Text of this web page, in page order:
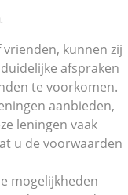
kunnen zij
afspraken
te voorkomen.
aanbieden,
leningen vaak
u de voorwaarden
mogelijkheden